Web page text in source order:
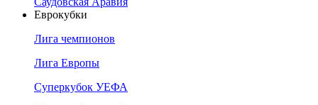
Еврокубки
Лига чемпионов
Лига Европы
Суперкубок УЕФА